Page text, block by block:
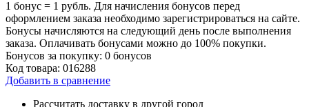
1 бонус = 1 рубль. Для начисления бонусов перед
оформлением заказа необходимо зарегистрироваться на сайте.
Бонусы начисляются на следующий день после выполнения
заказа. Оплачивать бонусами можно до 100% покупки.
Бонусов за покупку: 0 бонусов
Код товара: 016288
Добавить в сравнение
Рассчитать доставку в другой город